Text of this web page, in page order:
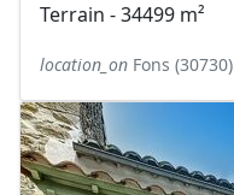
Terrain - 34499 m²
location_on Fons (30730)